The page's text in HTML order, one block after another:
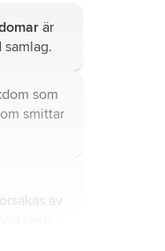
är
som
smittar
av